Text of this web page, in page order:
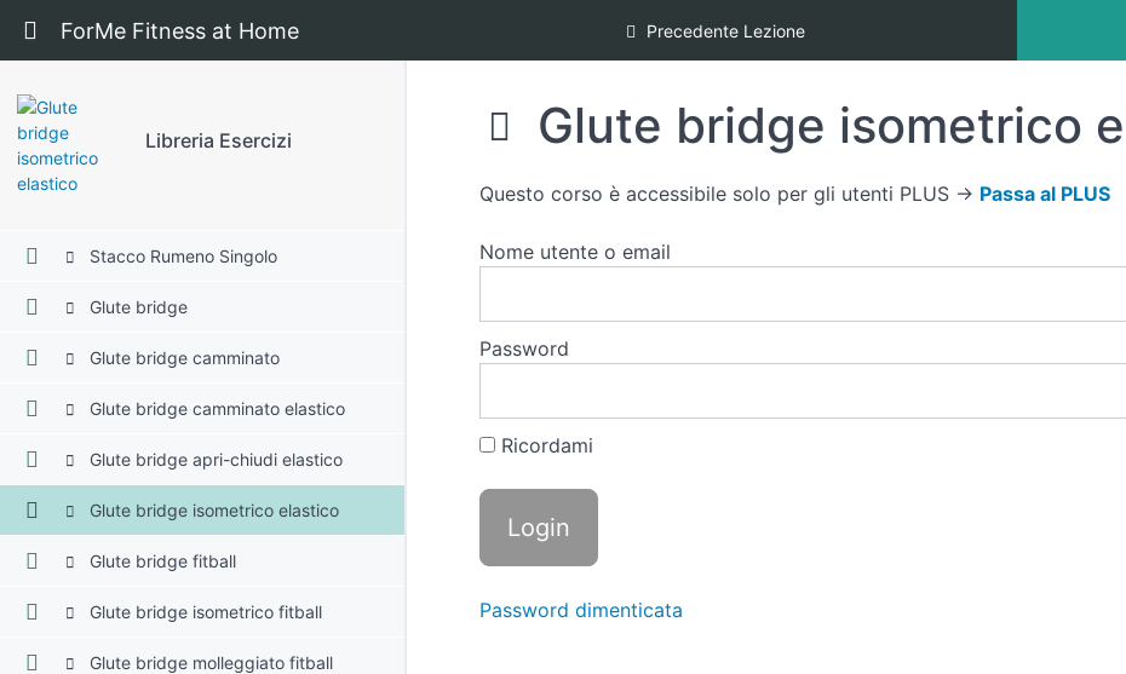
Ritorna a corso: Libreria Esercizi
ForMe Fitness at Home Precedente Lezione
Libreria Esercizi
Pistol squat TRX
Stacco Rumeno Singolo
Glute bridge
Glute bridge camminato
Glute bridge camminato elastico
Glute bridge apri-chiudi elastico
Glute bridge isometrico elastico
Glute bridge fitball
Glute bridge isometrico fitball
Glute bridge molleggiato fitball
Glute bridge isometrico
Questo corso è accessibile solo per gli utenti PLUS → Passa al PLUS
Nome utente o email
Password
Ricordami
Password dimenticata